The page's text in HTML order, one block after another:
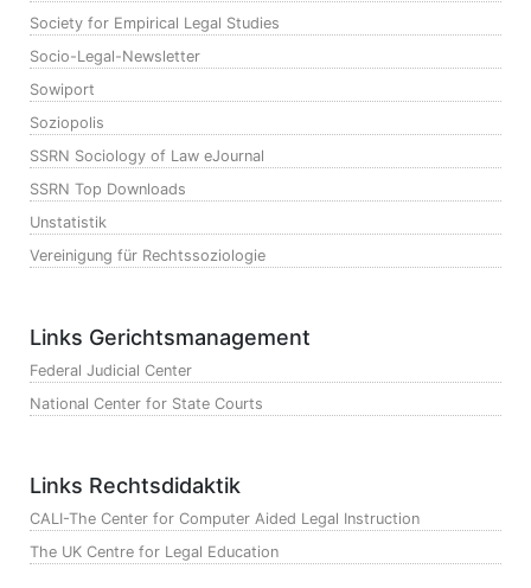
Society for Empirical Legal Studies
Socio-Legal-Newsletter
Sowiport
Soziopolis
SSRN Sociology of Law eJournal
SSRN Top Downloads
Unstatistik
Vereinigung für Rechtssoziologie
Links Gerichtsmanagement
Federal Judicial Center
National Center for State Courts
Links Rechtsdidaktik
CALI-The Center for Computer Aided Legal Instruction
The UK Centre for Legal Education